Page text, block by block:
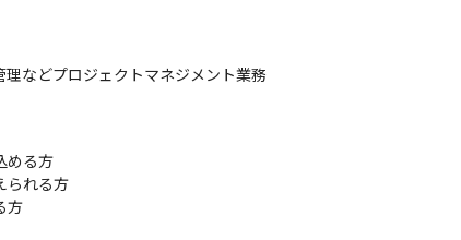
などプロジェクトマネジメント業務
める方
られる方
方